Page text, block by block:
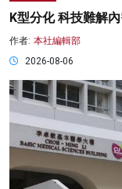
K型分化 科技難解
作者: 本社編輯部
2026-08-06